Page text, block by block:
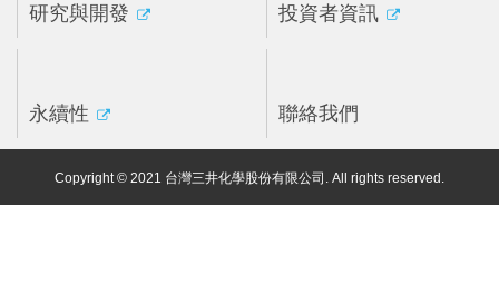
研究與開發 投資者資訊
永續性 聯絡我們
Copyright © 2021 台灣三井化學股份有限公司. All rights reserved.